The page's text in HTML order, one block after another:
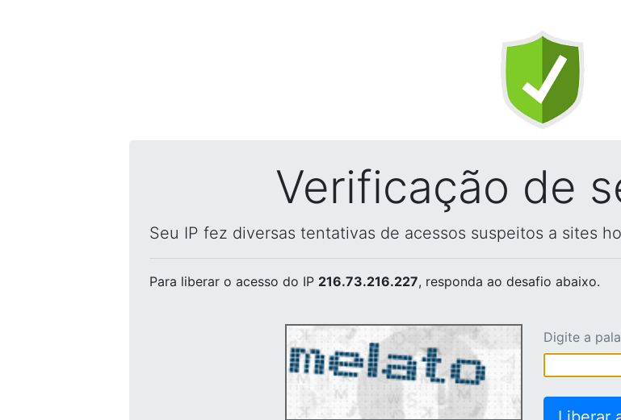
Verificação de
Seu IP fez diversas tentativas de acessos suspeitos a sites
Para liberar o acesso do IP 216.73.216.227, responda ao desafio abaixo.
Digite a